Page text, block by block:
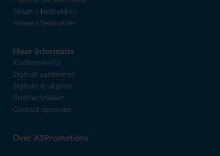
Slingers bedrukken
Waaiers bedrukken
Meer informatie
Klantenservice
Digitaal aanleveren
Digitale drukproef
Druktechnieken
Contact opnemen
Over ASPromotions